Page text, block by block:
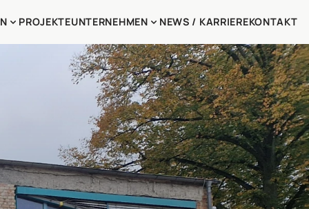
PROJEKTEUNTERNEHMEN NEWS / KARRIEREKONTAKT